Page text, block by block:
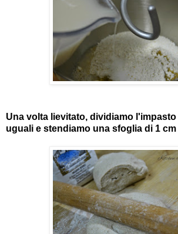
Una volta lievitato, dividiamo
uguali e stendiamo una sfoglia di 1 cm